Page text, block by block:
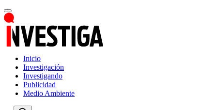
Inicio
Investigación
Investigando
Publicidad
Medio Ambiente